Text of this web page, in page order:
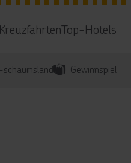
KreuzfahrtenTop-Hotels
Gewinnspiel